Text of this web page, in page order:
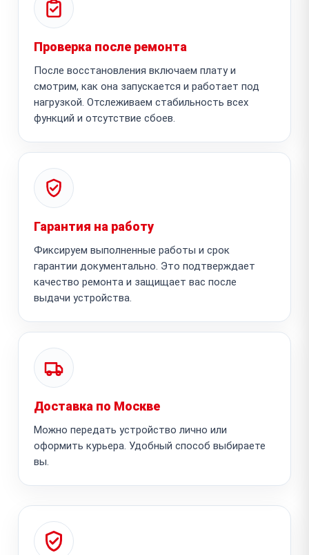
Проверка после ремонта
После восстановления включаем плату и
смотрим, как она запускается и работает под
нагрузкой. Отслеживаем стабильность всех
функций и отсутствие сбоев.
Гарантия на работу
Фиксируем выполненные работы и срок
гарантии документально. Это подтверждает
качество ремонта и защищает вас после
выдачи устройства.
Доставка по Москве
Можно передать устройство лично или
оформить курьера. Удобный способ выбираете
вы.